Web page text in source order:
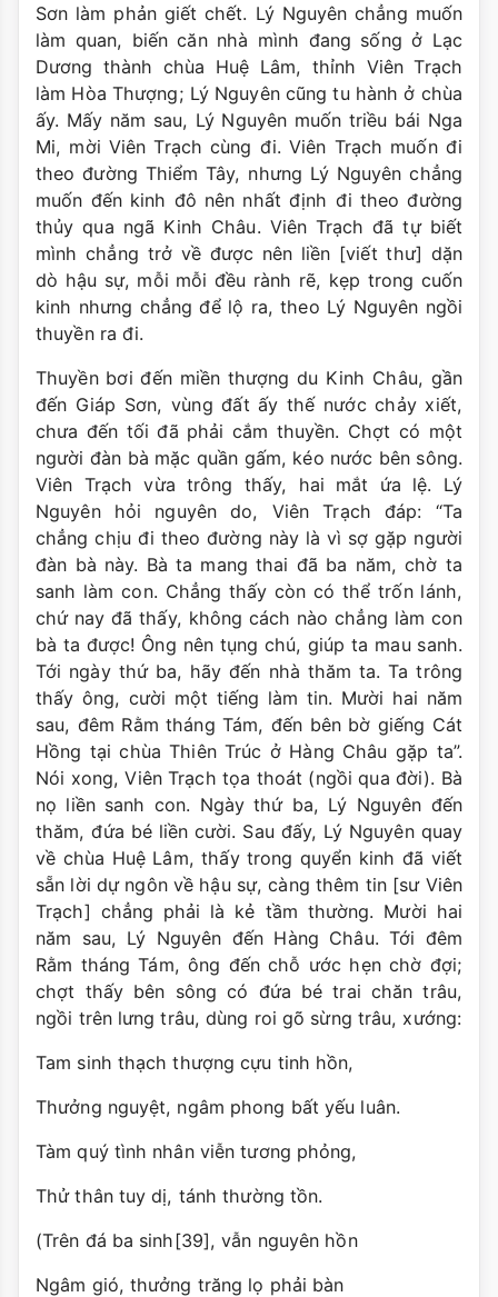
Sơn làm phản giết chết. Lý Nguyên chẳng muốn
làm quan, biến căn nhà mình đang sống ở Lạc
Dương thành chùa Huệ Lâm, thỉnh Viên Trạch
làm Hòa Thượng; Lý Nguyên cũng tu hành ở chùa
ấy. Mấy năm sau, Lý Nguyên muốn triều bái Nga
Mi, mời Viên Trạch cùng đi. Viên Trạch muốn đi
theo đường Thiểm Tây, nhưng Lý Nguyên chẳng
muốn đến kinh đô nên nhất định đi theo đường
thủy qua ngã Kinh Châu. Viên Trạch đã tự biết
mình chẳng trở về được nên liền [viết thư] dặn
dò hậu sự, mỗi mỗi đều rành rẽ, kẹp trong cuốn
kinh nhưng chẳng để lộ ra, theo Lý Nguyên ngồi
thuyền ra đi.
Thuyền bơi đến miền thượng du Kinh Châu, gần
đến Giáp Sơn, vùng đất ấy thế nước chảy xiết,
chưa đến tối đã phải cắm thuyền. Chợt có một
người đàn bà mặc quần gấm, kéo nước bên sông.
Viên Trạch vừa trông thấy, hai mắt ứa lệ. Lý
Nguyên hỏi nguyên do, Viên Trạch đáp: “Ta
chẳng chịu đi theo đường này là vì sợ gặp người
đàn bà này. Bà ta mang thai đã ba năm, chờ ta
sanh làm con. Chẳng thấy còn có thể trốn lánh,
chứ nay đã thấy, không cách nào chẳng làm con
bà ta được! Ông nên tụng chú, giúp ta mau sanh.
Tới ngày thứ ba, hãy đến nhà thăm ta. Ta trông
thấy ông, cười một tiếng làm tin. Mười hai năm
sau, đêm Rằm tháng Tám, đến bên bờ giếng Cát
Hồng tại chùa Thiên Trúc ở Hàng Châu gặp ta”.
Nói xong, Viên Trạch tọa thoát (ngồi qua đời). Bà
nọ liền sanh con. Ngày thứ ba, Lý Nguyên đến
thăm, đứa bé liền cười. Sau đấy, Lý Nguyên quay
về chùa Huệ Lâm, thấy trong quyển kinh đã viết
sẵn lời dự ngôn về hậu sự, càng thêm tin [sư Viên
Trạch] chẳng phải là kẻ tầm thường. Mười hai
năm sau, Lý Nguyên đến Hàng Châu. Tới đêm
Rằm tháng Tám, ông đến chỗ ước hẹn chờ đợi;
chợt thấy bên sông có đứa bé trai chăn trâu,
ngồi trên lưng trâu, dùng roi gõ sừng trâu, xướng:
Tam sinh thạch thượng cựu tinh hồn,
Thưởng nguyệt, ngâm phong bất yếu luân.
Tàm quý tình nhân viễn tương phỏng,
Thử thân tuy dị, tánh thường tồn.
(Trên đá ba sinh[39], vẫn nguyên hồn
Ngâm gió, thưởng trăng lọ phải bàn